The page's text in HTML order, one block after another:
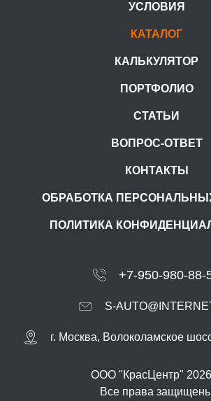
УСЛОВИЯ
КАТАЛОГ
КАЛЬКУЛЯТОР
ПОРТФОЛИО
СТАТЬИ
ВОПРОС-ОТВЕТ
КОНТАКТЫ
ОБРАБОТКА
ПОЛИТИКА
+7-950-980-88-
S-
г. Москва, Волоколамское
ООО "КрасЦентр"
Все права